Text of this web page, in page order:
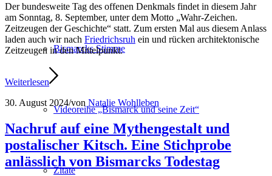
Bismarcks Stimme
Videoreihe „Bismarck und seine Zeit“
Zitate
Der bundesweite Tag des offenen Denkmals findet in diesem Jahr
am Sonntag, 8. September, unter dem Motto „Wahr-Zeichen.
Zeitzeugen der Geschichte“ statt. Zum ersten Mal aus diesem Anlass
laden auch wir nach Friedrichsruh ein und rücken architektonische
Zeitzeugen in den Mittelpunkt.
Weiterlesen
30. August 2024/von Natalie Wohlleben
Nachruf auf eine Mythengestalt und
postalischer Kitsch. Eine Stichprobe
anlässlich von Bismarcks Todestag